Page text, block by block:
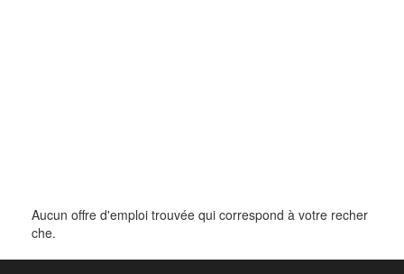
Aucun offre d'emploi trouvée qui correspond à votre recher
che.